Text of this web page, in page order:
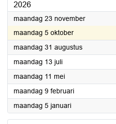
2026
maandag 23 november2026
maandag 5 oktober2026
maandag 31 augustus2026
maandag 13 juli2026
maandag 11 mei2026
maandag 9 februari2026
maandag 5 januari2026